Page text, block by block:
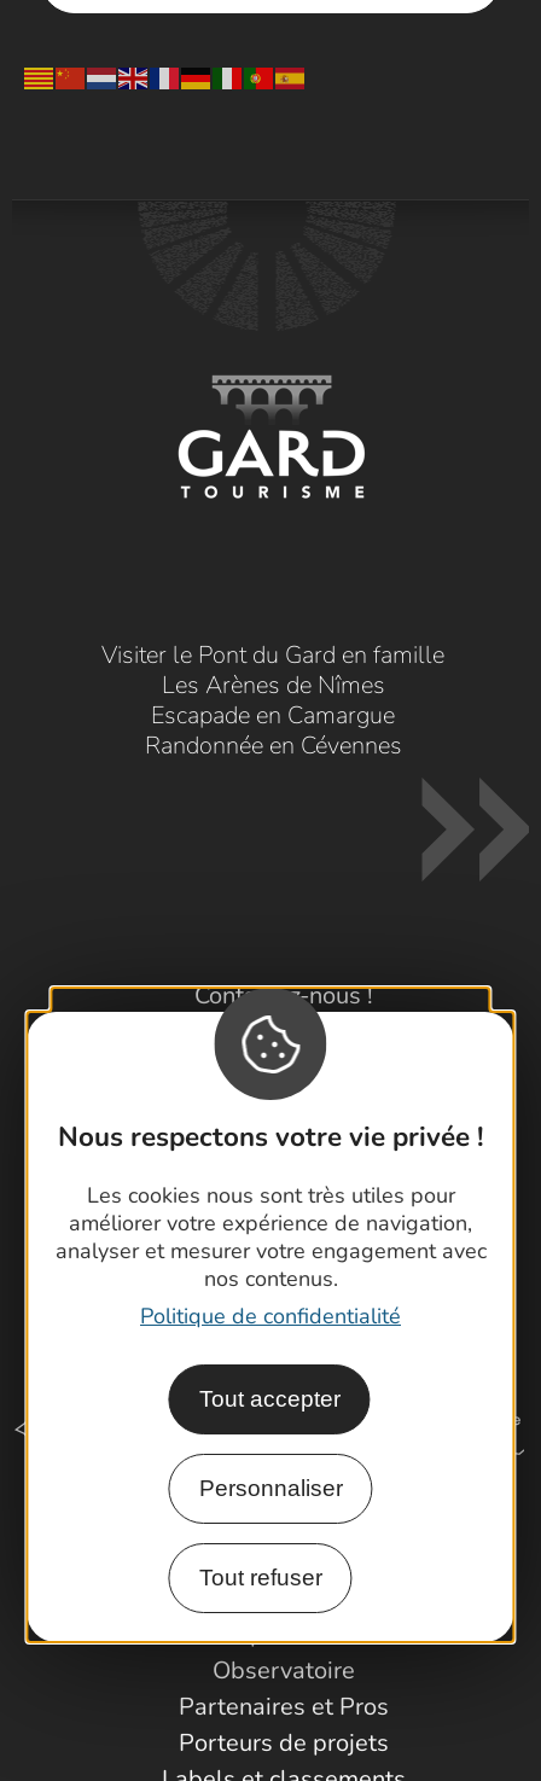
Nous respectons votre vie privée !
Les cookies nous sont très utiles pour
améliorer votre expérience de navigation,
analyser et mesurer votre engagement avec
nos contenus.
Politique de confidentialité
Tout accepter
Personnaliser
Tout refuser
Visiter le Pont du Gard en famille
Les Arènes de Nîmes
Escapade en Camargue
Randonnée en Cévennes
Contactez-nous !
Foire aux questions
Brochures
Cartoguides et Topoguides
Latitude Gard
Comment venir ?
Espace Pro
Observatoire
Partenaires et Pros
Porteurs de projets